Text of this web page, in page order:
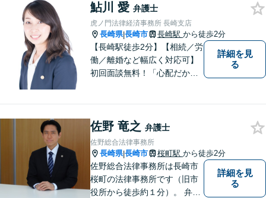
い、解決まで二人三脚でサポ
ートします。◆近隣駐車場あ
り
鮎川 愛 弁護士
虎ノ門法律経済事務所 長崎支店
長崎県|長崎市 長崎駅 から徒歩2分
【長崎駅徒歩2分】【相続／労
働／離婚など幅広く対応可】
初回面談無料！「心配だから
い。各種専門家と連携し、ス
ムーズな解決を目指します。
詳細を見
る
佐野 竜之 弁護士
佐野総合法律事務所
長崎県|長崎市 桜町駅 から徒歩2分
佐野総合法律事務所は長崎市
桜町の法律事務所です（旧市
役所から徒歩約１分）。 弁護
詳細を見
る